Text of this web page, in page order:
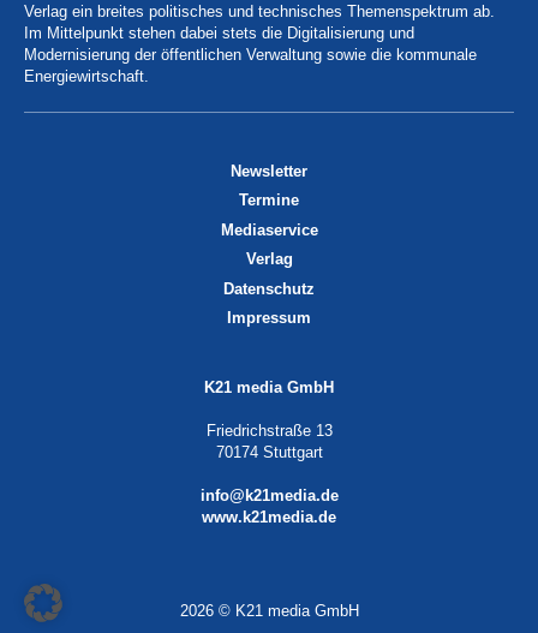
Verlag ein breites politisches und technisches Themenspektrum ab.
Im Mittelpunkt stehen dabei stets die Digitalisierung und
Modernisierung der öffentlichen Verwaltung sowie die kommunale
Energiewirtschaft.
Newsletter
Termine
Mediaservice
Verlag
Datenschutz
Impressum
K21 media GmbH
Friedrichstraße 13
70174 Stuttgart
info@k21media.de
www.k21media.de
2026 © K21 media GmbH